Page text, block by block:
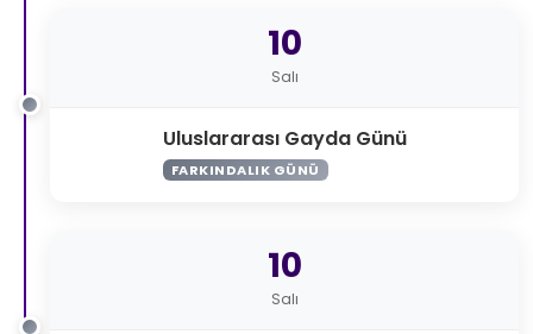
10
Salı
Uluslararası Gayda Günü
FARKINDALIK GÜNÜ
10
Salı